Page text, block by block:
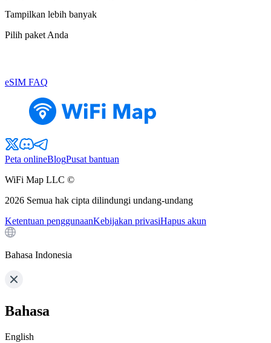
Tampilkan lebih banyak
Pilih paket Anda
eSIM FAQ
Peta onlineBlogPusat bantuan
WiFi Map LLC ©
2026 Semua hak cipta dilindungi undang-undang
Ketentuan penggunaanKebijakan privasiHapus akun
Bahasa Indonesia
Bahasa
English